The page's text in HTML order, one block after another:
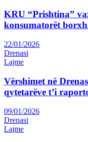
KRU “Prishtina”
konsumatorët
22/01/2026
Drenasi
Lajme
Vërshimet në
qytetarëve t’i
09/01/2026
Drenasi
Lajme